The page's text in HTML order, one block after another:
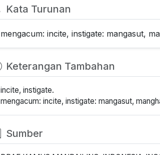
Kata Turunan
mengacum: incite, instigate: mangasut,
Keterangan Tambahan
incite, instigate.
mengacum: incite, instigate: mangasut,
Sumber